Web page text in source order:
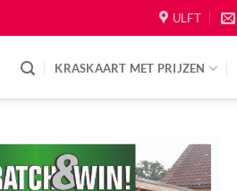
ULFT
KRASKAART MET PRIJZEN